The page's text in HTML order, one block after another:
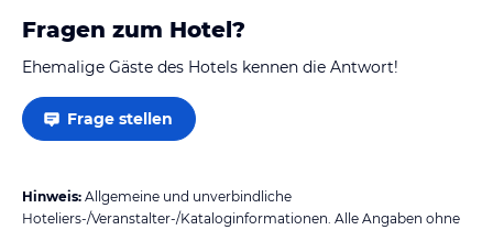
Fragen zum Hotel?
Ehemalige Gäste des Hotels kennen die Antwort!
Frage stellen
Hinweis: Allgemeine und unverbindliche
Hoteliers-/Veranstalter-/Kataloginformationen. Alle Angaben ohne